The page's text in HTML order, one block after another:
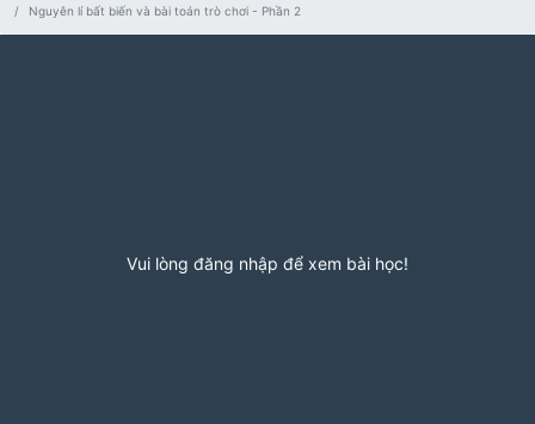
Nguyên lí bất biến và bài toán trò chơi - Phần 2
Vui lòng đăng nhập để xem bài học!